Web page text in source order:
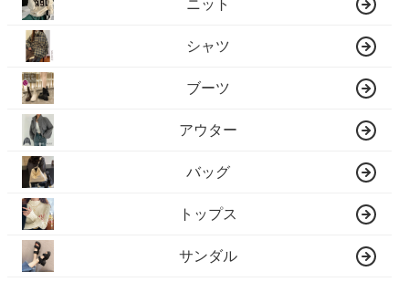
ニット
シャツ
ブーツ
アウター
バッグ
トップス
サンダル